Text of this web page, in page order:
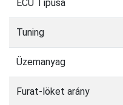
ECU Típusa
Tuning
Üzemanyag
Furat-löket arány